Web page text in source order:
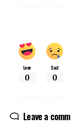
Love
0
Sad
0
Leave a